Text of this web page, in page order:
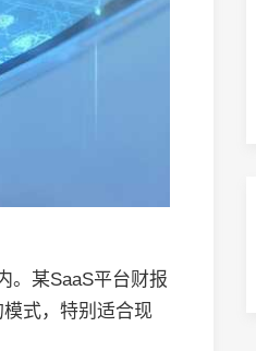
。某SaaS平台财报
式，特别适合现